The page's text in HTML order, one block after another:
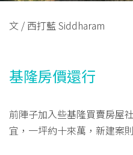
文 / 西打藍 Siddharam
基隆房價還行
前陣子加入些基隆買賣房屋
宜，一坪約十來萬，新建案